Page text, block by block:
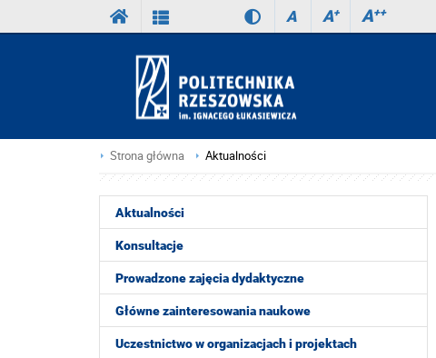
A A+ A++
Strona główna Aktualności
Aktualności
Konsultacje
Prowadzone zajęcia dydaktyczne
Główne zainteresowania naukowe
Uczestnictwo w organizacjach i projektach